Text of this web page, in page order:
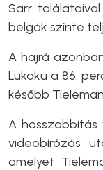
Sarr
belgák szinte
A hajrá
Lukaku a 86.
később
A
videobírózás
amelyet